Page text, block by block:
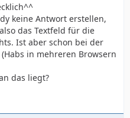
keine Antwort erstellen,
das Textfeld für die
Ist aber schon bei der
in mehreren Browsern
das liegt?